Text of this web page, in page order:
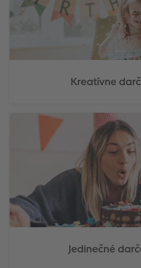
Kreatívne
Jedinečné